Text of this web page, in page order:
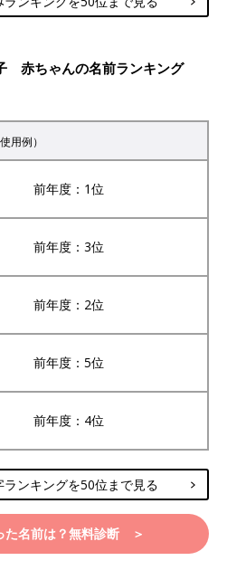
赤ちゃんの名前ランキング
用例）
前年度：1位
前年度：3位
前年度：2位
前年度：5位
前年度：4位
ンキングを50位まで見る
た名前は？無料診断 ＞